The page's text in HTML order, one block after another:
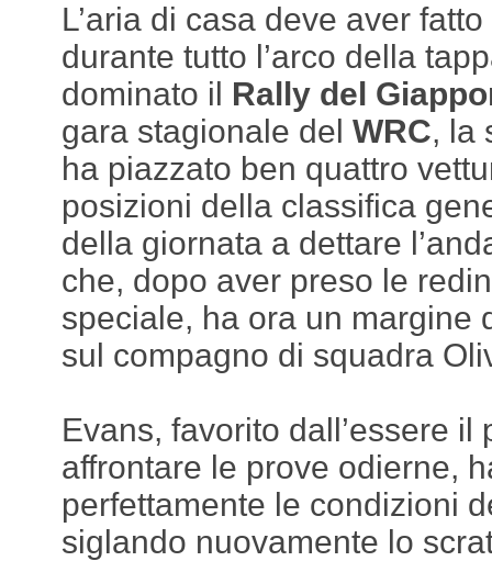
L’aria di casa deve aver
durante tutto l’arco della
dominato il Rally del
gara stagionale del WRC, la
ha piazzato ben quattro
posizioni della classifica
della giornata a dettare
che, dopo aver preso le
speciale, ha ora un margine
sul compagno di squadra
Evans, favorito dall’essere il
affrontare le prove odierne,
perfettamente le condizioni
siglando nuovamente lo